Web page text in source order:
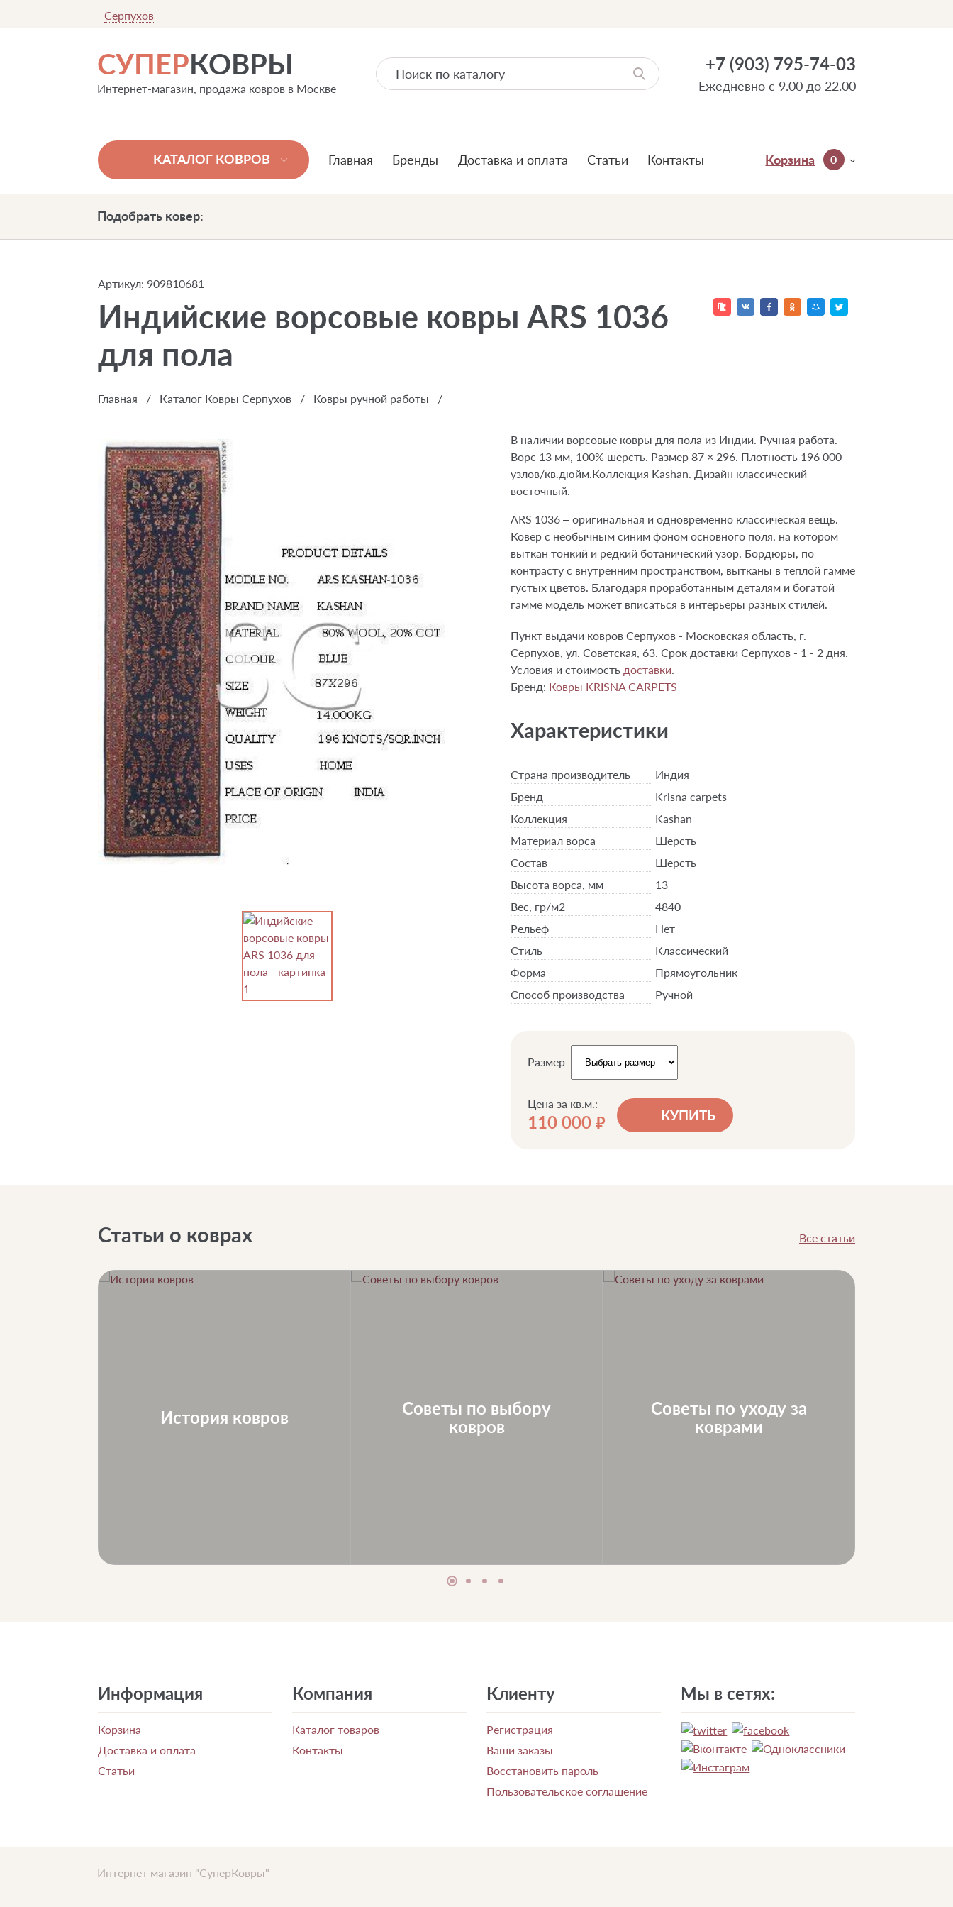
Серпухов
СУПЕРКОВРЫ
Интернет-магазин, продажа ковров в Москве
+7 (903) 795-74-03
Ежедневно с 9.00 до 22.00
КАТАЛОГ КОВРОВ Главная Бренды Доставка и оплата Статьи Контакты Корзина 0
Подобрать ковер:
Артикул: 909810681
Индийские ворсовые ковры ARS 1036
для пола
Главная / Каталог Ковры Серпухов / Ковры ручной работы /
В наличии ворсовые ковры для пола из Индии. Ручная работа.
Ворс 13 мм, 100% шерсть. Размер 87 × 296. Плотность 196 000
узлов/кв.дюйм.Коллекция Kashan. Дизайн классический
восточный.
ARS 1036 – оригинальная и одновременно классическая вещь.
Ковер с необычным синим фоном основного поля, на котором
выткан тонкий и редкий ботанический узор. Бордюры, по
контрасту с внутренним пространством, вытканы в теплой гамме
густых цветов. Благодаря проработанным деталям и богатой
гамме модель может вписаться в интерьеры разных стилей.
Пункт выдачи ковров Серпухов - Московская область, г.
Серпухов, ул. Советская, 63. Срок доставки Серпухов - 1 - 2 дня.
Условия и стоимость доставки
Бренд: Ковры KRISNA CARPETS
Характеристики
Страна производитель
Индия
Бренд
Krisna carpets
Коллекция
Kashan
Материал ворса
Шерсть
Состав
Шерсть
Высота ворса, мм
13
Вес, гр/м2
4840
Рельеф
Нет
Стиль
Классический
Форма
Прямоугольник
Способ производства
Ручной
Размер
Цена за кв.м.:
110 000 руб. КУПИТЬ
Статьи о коврах Все статьи
История ковров
Советы по выбору
ковров
Советы по уходу за
коврами
Информация
Корзина
Доставка и оплата
Статьи
Компания
Каталог товаров
Контакты
Клиенту
Регистрация
Ваши заказы
Восстановить пароль
Пользовательское соглашение
Мы в сетях:
Интернет магазин "СуперКовры"